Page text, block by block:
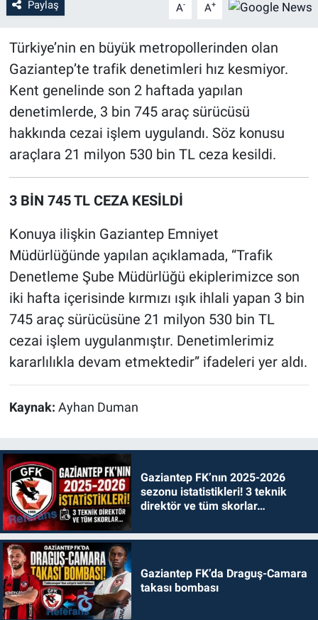
Paylaş A- A+
Türkiye’nin en büyük metropollerinden olan
Gaziantep’te trafik denetimleri hız kesmiyor.
Kent genelinde son 2 haftada yapılan
denetimlerde, 3 bin 745 araç sürücüsü
hakkında cezai işlem uygulandı. Söz konusu
araçlara 21 milyon 530 bin TL ceza kesildi.
3 BİN 745 TL CEZA KESİLDİ
Konuya ilişkin Gaziantep Emniyet
Müdürlüğünde yapılan açıklamada, “Trafik
Denetleme Şube Müdürlüğü ekiplerimizce son
iki hafta içerisinde kırmızı ışık ihlali yapan 3 bin
745 araç sürücüsüne 21 milyon 530 bin TL
cezai işlem uygulanmıştır. Denetimlerimiz
kararlılıkla devam etmektedir” ifadeleri yer aldı.
Kaynak: Ayhan Duman
Gaziantep FK’nın 2025-2026
sezonu istatistikleri! 3 teknik
direktör ve tüm skorlar…
Gaziantep FK’da Draguş-Camara
takası bombası